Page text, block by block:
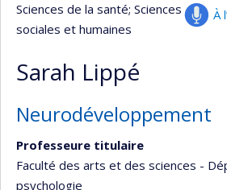
À
Sciences de la santé; Sciences
sociales et humaines
Sarah Lippé
Neurodéveloppement
Professeure titulaire
Faculté des arts et des sciences -
psychologie